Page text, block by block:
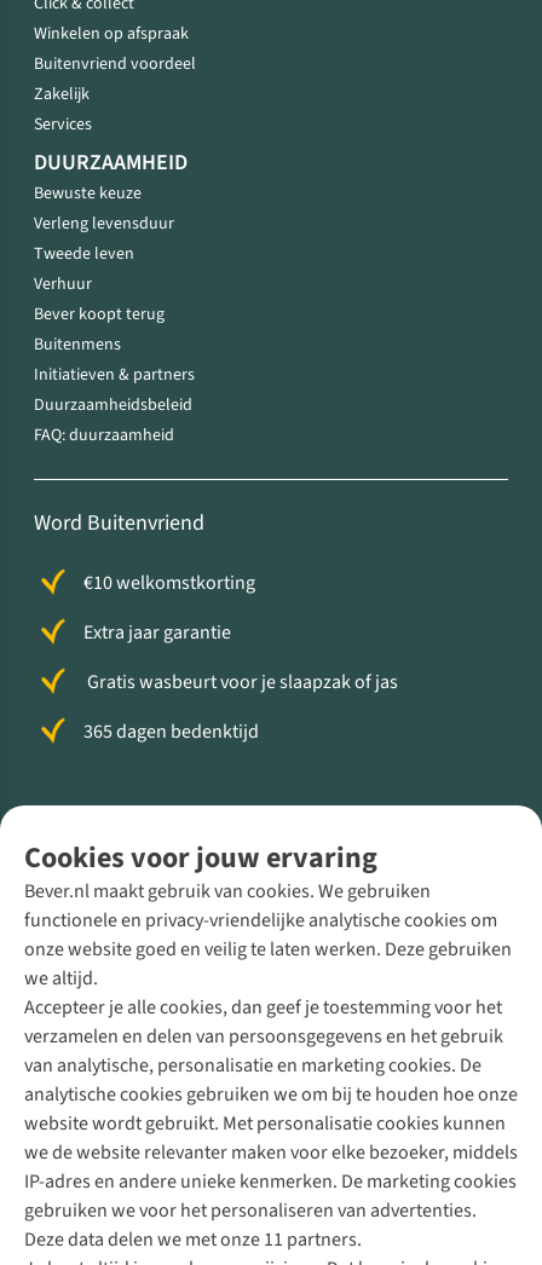
Cookies voor jouw ervaring
Bever.nl maakt gebruik van cookies. We gebruiken
functionele en privacy-vriendelijke analytische cookies om
onze website goed en veilig te laten werken. Deze gebruiken
we altijd.
Accepteer je alle cookies, dan geef je toestemming voor het
verzamelen en delen van persoonsgegevens en het gebruik
van analytische, personalisatie en marketing cookies. De
analytische cookies gebruiken we om bij te houden hoe onze
website wordt gebruikt. Met personalisatie cookies kunnen
we de website relevanter maken voor elke bezoeker, middels
IP-adres en andere unieke kenmerken. De marketing cookies
gebruiken we voor het personaliseren van advertenties.
Deze data delen we met onze 11 partners.
Winkelen op afspraak
Buitenvriend voordeel
Zakelijk
Services
DUURZAAMHEID
Bewuste keuze
Verleng levensduur
Tweede leven
Verhuur
Bever koopt terug
Buitenmens
Initiatieven & partners
Duurzaamheidsbeleid
FAQ: duurzaamheid
Word Buitenvriend
€10 welkomstkorting
Extra jaar garantie
Gratis wasbeurt voor je slaapzak of jas
365 dagen bedenktijd
Direct advies van een Buitenexpert
+31 (0)85 888 50 88
+31 6 12 28 49 80
Contactformulier